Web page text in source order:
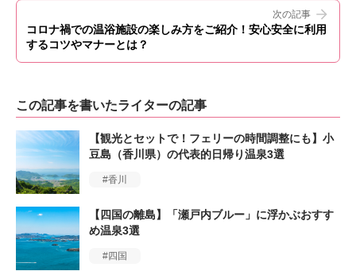
次の記事
コロナ禍での温浴施設の楽しみ方をご紹介！安心安全に利用
するコツやマナーとは？
この記事を書いたライターの記事
【観光とセットで！フェリーの時間調整にも】小
豆島（香川県）の代表的日帰り温泉3選
香川
【四国の離島】「瀬戸内ブルー」に浮かぶおすす
め温泉3選
四国